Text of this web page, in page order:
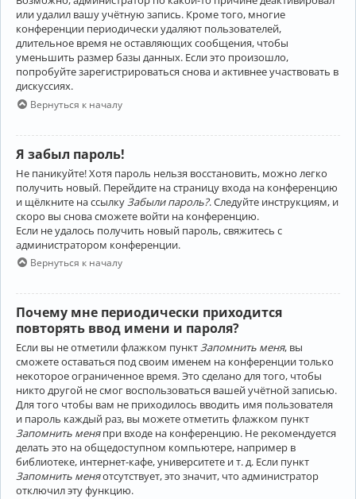
или удалил вашу учётную запись. Кроме того, многие
конференции периодически удаляют пользователей,
длительное время не оставляющих сообщения, чтобы
уменьшить размер базы данных. Если это произошло,
попробуйте зарегистрироваться снова и активнее участвовать в
дискуссиях.
Вернуться к началу
Я забыл пароль!
Не паникуйте! Хотя пароль нельзя восстановить, можно легко
получить новый. Перейдите на страницу входа на конференцию
и щёлкните на ссылку Забыли пароль?. Следуйте инструкциям, и
скоро вы снова сможете войти на конференцию.
Если не удалось получить новый пароль, свяжитесь с
администратором конференции.
Вернуться к началу
Почему мне периодически приходится
повторять ввод имени и пароля?
Если вы не отметили флажком пунктЗапомнить меня, вы
сможете оставаться под своим именем на конференции только
некоторое ограниченное время. Это сделано для того, чтобы
никто другой не смог воспользоваться вашей учётной записью.
Для того чтобы вам не приходилось вводить имя пользователя
и пароль каждый раз, вы можете отметить флажком пункт
Запомнить меняпри входе на конференцию. Не рекомендуется
делать это на общедоступном компьютере, например в
библиотеке, интернет-кафе, университете и т. д. Если пункт
Запомнить меняотсутствует, это значит, что администратор
отключил эту функцию.